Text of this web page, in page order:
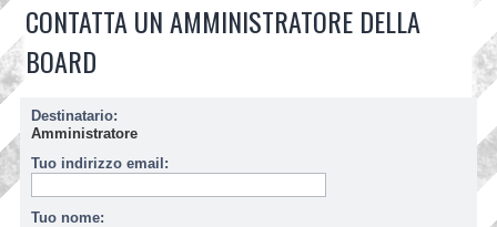
CONTATTA UN AMMINISTRATORE DELLA
BOARD
Destinatario:
Amministratore
Tuo indirizzo email:
Tuo nome: